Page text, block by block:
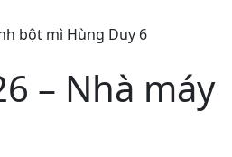
bột mì Hùng Duy 6
– Nhà máy